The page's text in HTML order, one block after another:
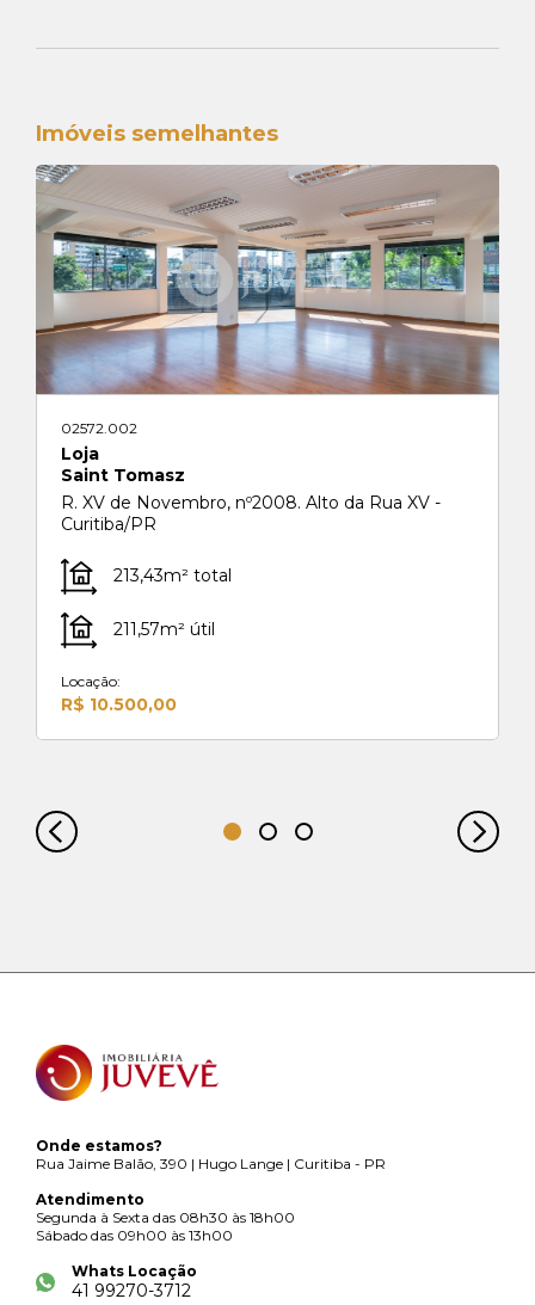
Imóveis semelhantes
02572.002
Loja
Saint Tomasz
R. XV de Novembro, nº2008. Alto da Rua XV -
Curitiba/PR
213,43m² total
211,57m² útil
Locação:
R$ 10.500,00
Onde estamos?
Rua Jaime Balão, 390 | Hugo Lange | Curitiba - PR
Atendimento
Segunda à Sexta das 08h30 às 18h00
Sábado das 09h00 às 13h00
Whats Locação
41 99270-3712